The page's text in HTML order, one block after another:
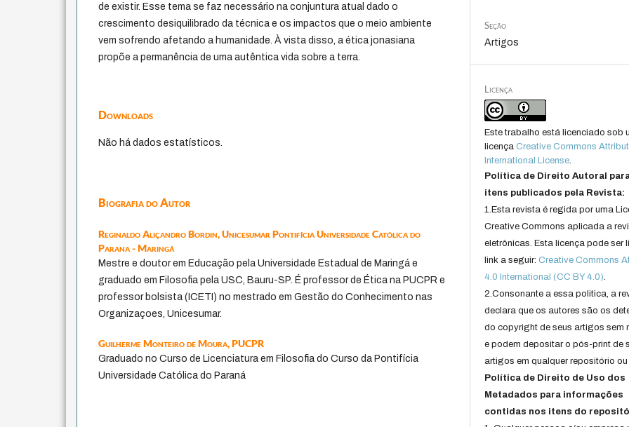
de existir. Esse tema se faz necessário na conjuntura atual dado o
crescimento desiquilibrado da técnica e os impactos que o meio ambiente
vem sofrendo afetando a humanidade. À vista disso, a ética jonasiana
propõe a permanência de uma autêntica vida sobre a terra.
Downloads
Não há dados estatísticos.
Biografia do Autor
Reginaldo Aliçandro Bordin,Unicesumar Pontifícia Universidade Católica do
Parana - Maringá
Mestre e doutor em Educação pela Universidade Estadual de Maringá e
graduado em Filosofia pela USC, Bauru-SP. É professor de Ética na PUCPR e
professor bolsista (ICETI) no mestrado em Gestão do Conhecimento nas
Organizaçoes, Unicesumar.
Guilherme Monteiro de Moura,PUCPR
Graduado no Curso de Licenciatura em Filosofia do Curso da Pontifícia
Universidade Católica do Paraná
Seção
Artigos
Licença
Este trabalho está licenciado sob
licençaCreative Commons
International License.
Política de Direito Autoral
itens publicados pela Revista:
1.Esta revista é regida por uma
Creative Commons aplicada a
eletrônicas. Esta licença pode ser
link a seguir:Creative Commons
4.0 International (CC BY 4.0).
2.Consonante a essa politica, a
declara que os autores são os
do copyright de seus artigos sem
e podem depositar o pós-print de
artigos em qualquer repositório ou
Política de Direito de Uso dos
Metadados para informações
contidas nos itens do